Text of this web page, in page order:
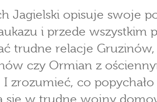
Jagielski opisuje swoje
i przede wszystkim
trudne relacje Gruzinów,
czy Ormian z
I zrozumieć, co
się w trudne wojny